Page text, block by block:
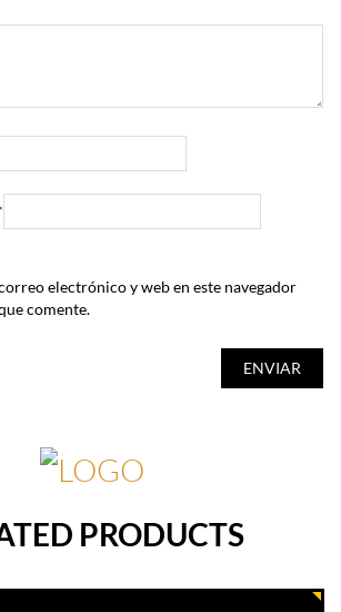
electrónico y web en este navegador
comente.
PRODUCTS